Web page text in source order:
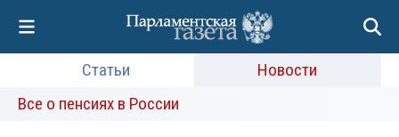
Статьи
Новости
Все о пенсиях в России